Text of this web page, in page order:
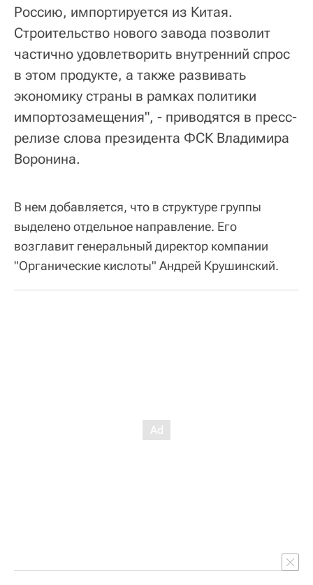
Россию, импортируется из Китая.
Строительство нового завода позволит
частично удовлетворить внутренний спрос
в этом продукте, а также развивать
экономику страны в рамках политики
импортозамещения", - приводятся в пресс-
релизе слова президента ФСК Владимира
Воронина.
В нем добавляется, что в структуре группы
выделено отдельное направление. Его
возглавит генеральный директор компании
"Органические кислоты" Андрей Крушинский.